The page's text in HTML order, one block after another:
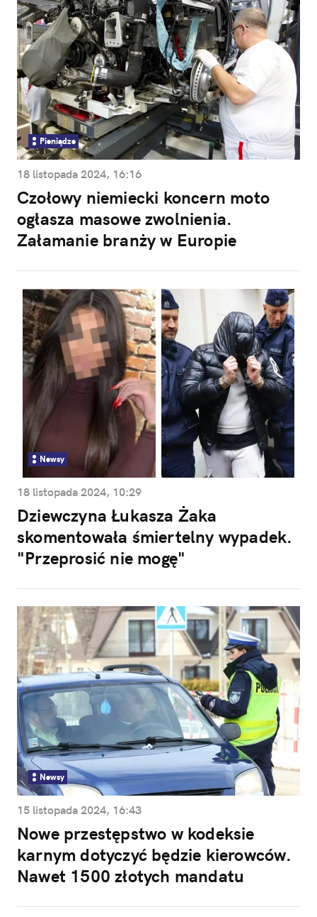
Pieniądze
18 listopada 2024, 16:16
Czołowy niemiecki koncern moto
ogłasza masowe zwolnienia.
Załamanie branży w Europie
Newsy
18 listopada 2024, 10:29
Dziewczyna Łukasza Żaka
skomentowała śmiertelny wypadek.
"Przeprosić nie mogę"
Newsy
15 listopada 2024, 16:43
Nowe przestępstwo w kodeksie
karnym dotyczyć będzie kierowców.
Nawet 1500 złotych mandatu